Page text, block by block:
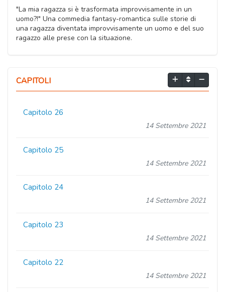
"La mia ragazza si è trasformata improvvisamente in un
uomo?!" Una commedia fantasy-romantica sulle storie di
una ragazza diventata improvvisamente un uomo e del suo
ragazzo alle prese con la situazione.
CAPITOLI
Capitolo 26
14 Settembre 2021
Capitolo 25
14 Settembre 2021
Capitolo 24
14 Settembre 2021
Capitolo 23
14 Settembre 2021
Capitolo 22
14 Settembre 2021